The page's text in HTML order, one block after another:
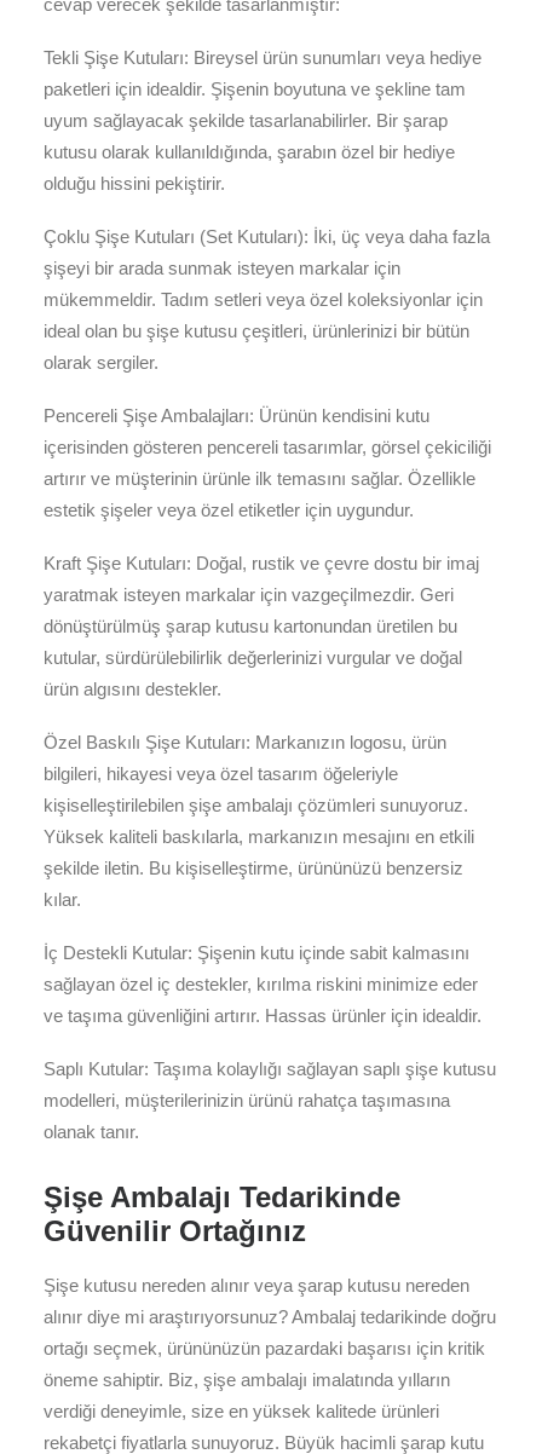
cevap verecek şekilde tasarlanmıştır:
Tekli Şişe Kutuları: Bireysel ürün sunumları veya hediye
paketleri için idealdir. Şişenin boyutuna ve şekline tam
uyum sağlayacak şekilde tasarlanabilirler. Bir şarap
kutusu olarak kullanıldığında, şarabın özel bir hediye
olduğu hissini pekiştirir.
Çoklu Şişe Kutuları (Set Kutuları): İki, üç veya daha fazla
şişeyi bir arada sunmak isteyen markalar için
mükemmeldir. Tadım setleri veya özel koleksiyonlar için
ideal olan bu şişe kutusu çeşitleri, ürünlerinizi bir bütün
olarak sergiler.
Pencereli Şişe Ambalajları: Ürünün kendisini kutu
içerisinden gösteren pencereli tasarımlar, görsel çekiciliği
artırır ve müşterinin ürünle ilk temasını sağlar. Özellikle
estetik şişeler veya özel etiketler için uygundur.
Kraft Şişe Kutuları: Doğal, rustik ve çevre dostu bir imaj
yaratmak isteyen markalar için vazgeçilmezdir. Geri
dönüştürülmüş şarap kutusu kartonundan üretilen bu
kutular, sürdürülebilirlik değerlerinizi vurgular ve doğal
ürün algısını destekler.
Özel Baskılı Şişe Kutuları: Markanızın logosu, ürün
bilgileri, hikayesi veya özel tasarım öğeleriyle
kişiselleştirilebilen şişe ambalajı çözümleri sunuyoruz.
Yüksek kaliteli baskılarla, markanızın mesajını en etkili
şekilde iletin. Bu kişiselleştirme, ürününüzü benzersiz
kılar.
İç Destekli Kutular: Şişenin kutu içinde sabit kalmasını
sağlayan özel iç destekler, kırılma riskini minimize eder
ve taşıma güvenliğini artırır. Hassas ürünler için idealdir.
Saplı Kutular: Taşıma kolaylığı sağlayan saplı şişe kutusu
modelleri, müşterilerinizin ürünü rahatça taşımasına
olanak tanır.
Şişe Ambalajı Tedarikinde
Güvenilir Ortağınız
Şişe kutusu nereden alınır veya şarap kutusu nereden
alınır diye mi araştırıyorsunuz? Ambalaj tedarikinde doğru
ortağı seçmek, ürününüzün pazardaki başarısı için kritik
öneme sahiptir. Biz, şişe ambalajı imalatında yılların
verdiği deneyimle, size en yüksek kalitede ürünleri
rekabetçi fiyatlarla sunuyoruz. Büyük hacimli şarap kutu